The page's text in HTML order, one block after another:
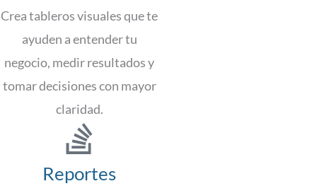
Crea tableros visuales que te
ayuden a entender tu
negocio, medir resultados y
tomar decisiones con mayor
claridad.
Reportes